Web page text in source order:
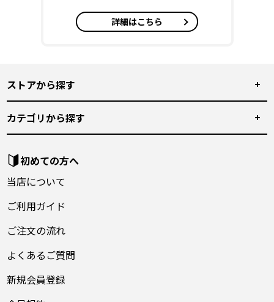
詳細はこちら
ストアから探す
カテゴリから探す
初めての方へ
当店について
ご利用ガイド
ご注文の流れ
よくあるご質問
新規会員登録